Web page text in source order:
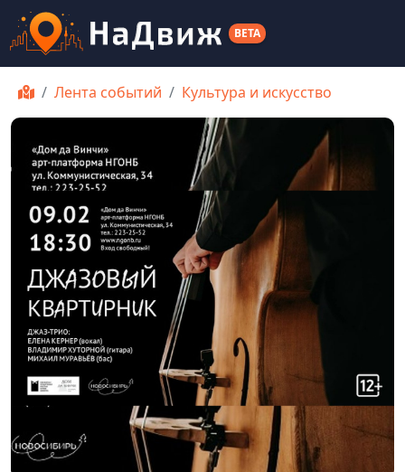
BETA
Лента событий Культура и искусство